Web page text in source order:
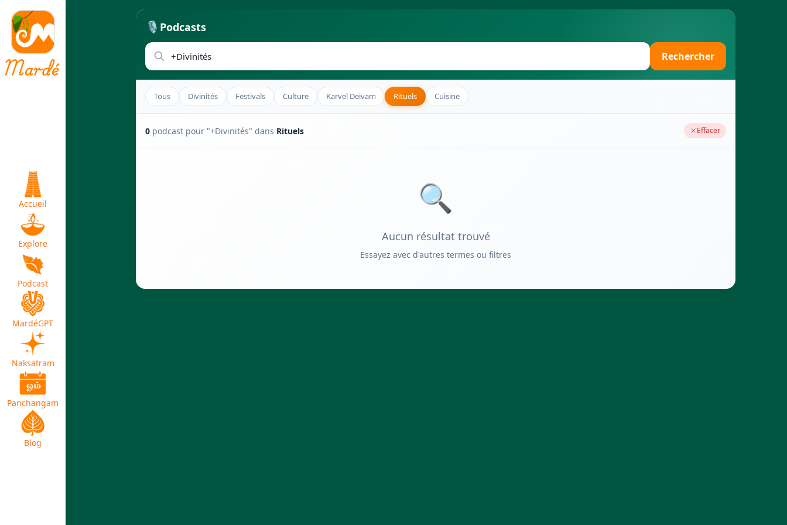
Accueil
Explore
Podcast
MardéGPT
Naksatram
Panchangam
Blog
🎙️ Podcasts
Rechercher
Tous Divinités Festivals Culture Karvel Deivam Rituels Cuisine
0 podcast pour "+Divinités" dans Rituels Effacer
🔍
Aucun résultat trouvé
Essayez avec d'autres termes ou filtres